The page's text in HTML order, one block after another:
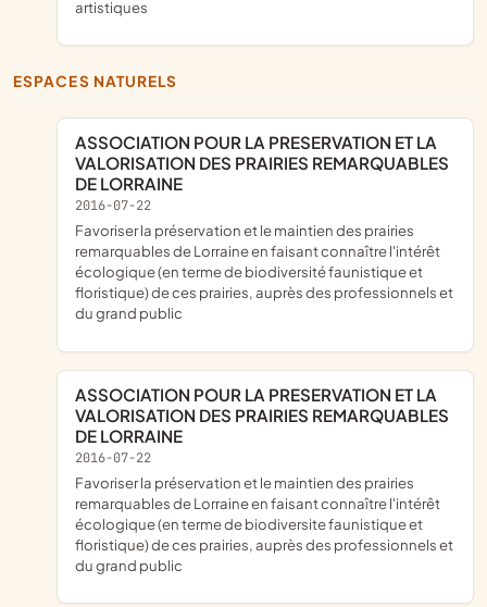
artistiques
ESPACES NATURELS
ASSOCIATION POUR LA PRESERVATION ET LA
VALORISATION DES PRAIRIES REMARQUABLES
DE LORRAINE
2016-07-22
favoriser la préservation et le maintien des prairies
remarquables de Lorraine en faisant connaître l'intérêt
écologique (en terme de biodiversité faunistique et
floristique) de ces prairies, auprès des professionnels et
du grand public
ASSOCIATION POUR LA PRESERVATION ET LA
VALORISATION DES PRAIRIES REMARQUABLES
DE LORRAINE
2016-07-22
favoriser la préservation et le maintien des prairies
remarquables de Lorraine en faisant connaître l'intérêt
écologique (en terme de biodiversite faunistique et
floristique) de ces prairies, auprès des professionnels et
du grand public